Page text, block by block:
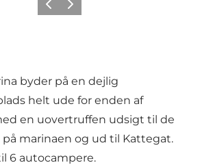
ForrigeNæste
byder på en dejlig
helt ude for enden af
en uovertruffen udsigt til de
marinaen og ud til Kattegat.
6 autocampere.